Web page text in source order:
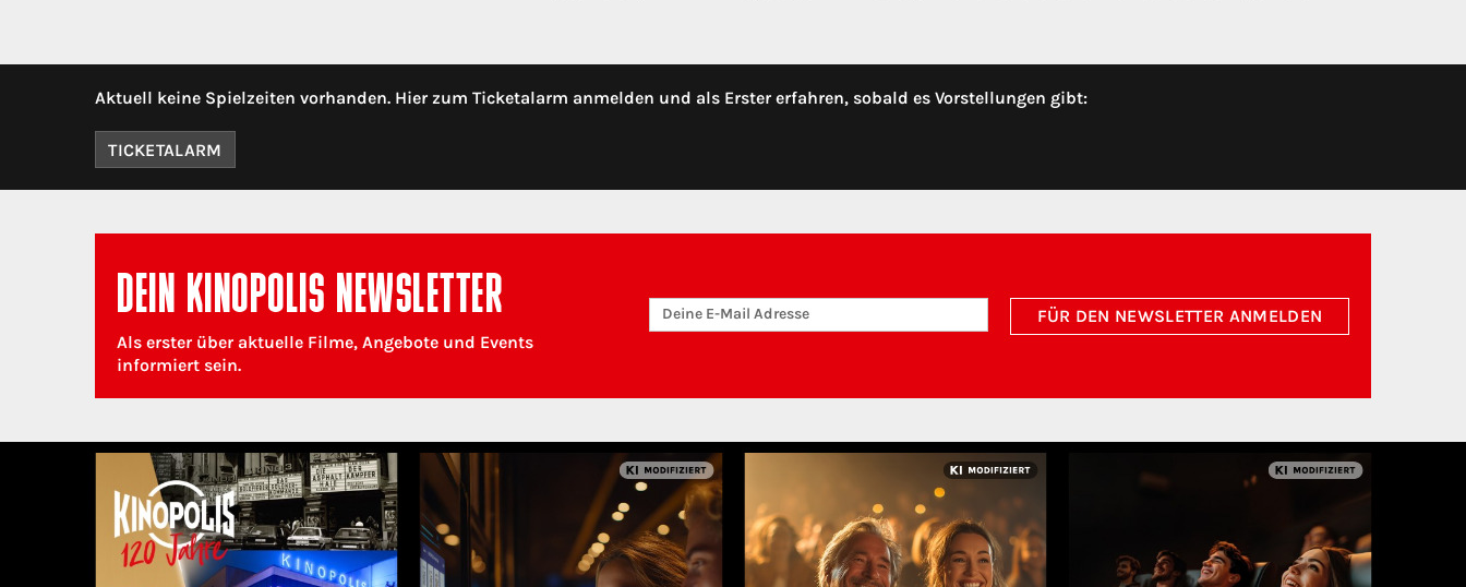
Aktuell keine Spielzeiten vorhanden. Hier zum Ticketalarm anmelden und als Erster erfahren, sobald es Vorstellungen gibt:
TICKETALARM
DEIN KINOPOLIS NEWSLETTER
Als erster über aktuelle Filme, Angebote und Events
informiert sein.
FÜR DEN NEWSLETTER ANMELDEN